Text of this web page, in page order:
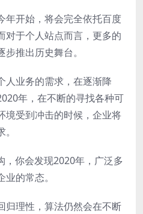
年开始，将会完全依托百度
对于个人站点而言，更多的
推出历史舞台。
人业务的需求，在逐渐降
年，在不断的寻找各种可
境受到冲击的时候，企业将
，你会发现2020年，广泛多
的常态。
归理性，算法仍然会在不断